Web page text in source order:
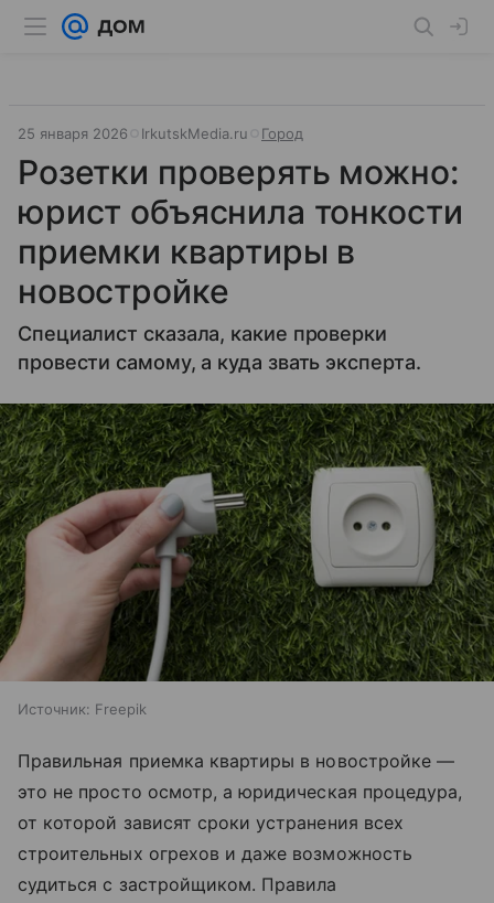
25 января 2026 IrkutskMedia.ru Город
Розетки проверять можно:
юрист объяснила тонкости
приемки квартиры в
новостройке
Специалист сказала, какие проверки
провести самому, а куда звать эксперта.
Источник: Freepik
Правильная приемка квартиры в новостройке —
это не просто осмотр, а юридическая процедура,
от которой зависят сроки устранения всех
строительных огрехов и даже возможность
судиться с застройщиком. Правила